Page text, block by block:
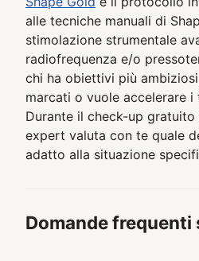
alle tecniche manuali di
stimolazione strumentale
radiofrequenza e/o
chi ha obiettivi più
marcati o vuole accelerare
Durante il check-up
expert valuta con te quale
adatto alla situazione
Domande frequenti